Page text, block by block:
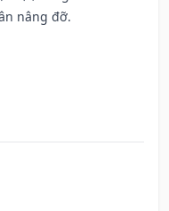
nâng đỡ.